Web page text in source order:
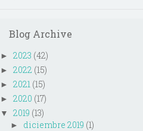
Blog Archive
► 2023 (42)
► 2022 (15)
► 2021 (15)
► 2020 (17)
▼ 2019 (13)
► diciembre 2019 (1)